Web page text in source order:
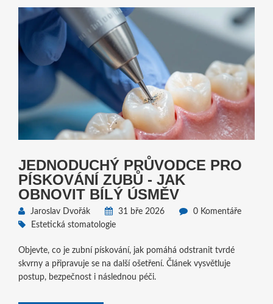
JEDNODUCHÝ PRŮVODCE PRO
PÍSKOVÁNÍ ZUBŮ - JAK
OBNOVIT BÍLÝ ÚSMĚV
Jaroslav Dvořák 31 bře 2026
0 Komentáře
Estetická stomatologie
Objevte, co je zubní pískování, jak pomáhá odstranit tvrdé
skvrny a připravuje se na další ošetření. Článek vysvětluje
postup, bezpečnost i následnou péči.